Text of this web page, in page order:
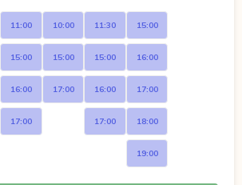
11:00
15:00
16:00
17:00
10:00
15:00
17:00
11:30
15:00
16:00
17:00
15:00
16:00
17:00
18:00
19:00